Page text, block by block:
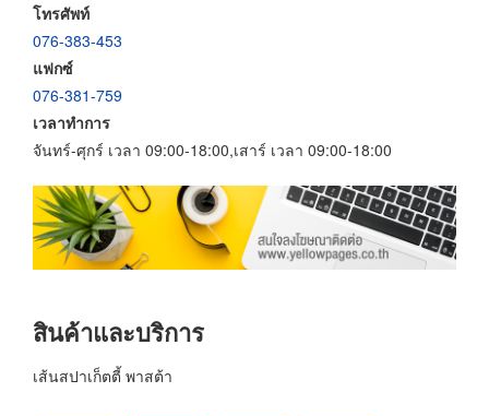
โทรศัพท์
076-383-453
แฟกซ์
076-381-759
เวลาทำการ
จันทร์-ศุกร์ เวลา 09:00-18:00,เสาร์ เวลา 09:00-18:00
สินค้าและบริการ
เส้นสปาเก็ตตี้ พาสต้า